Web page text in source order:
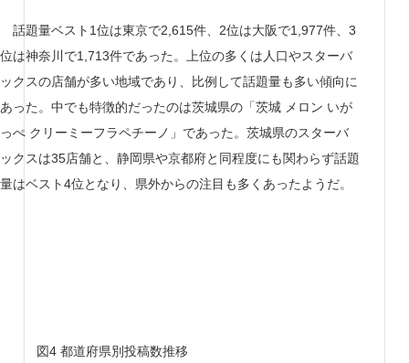
話題量ベスト1位は東京で2,615件、2位は大阪で1,977件、3
位は神奈川で1,713件であった。上位の多くは人口やスターバ
ックスの店舗が多い地域であり、比例して話題量も多い傾向に
あった。中でも特徴的だったのは茨城県の「茨城 メロン いが
っぺ クリーミーフラペチーノ」であった。茨城県のスターバ
ックスは35店舗と、静岡県や京都府と同程度にも関わらず話題
量はベスト4位となり、県外からの注目も多くあったようだ。
図4 都道府県別投稿数推移